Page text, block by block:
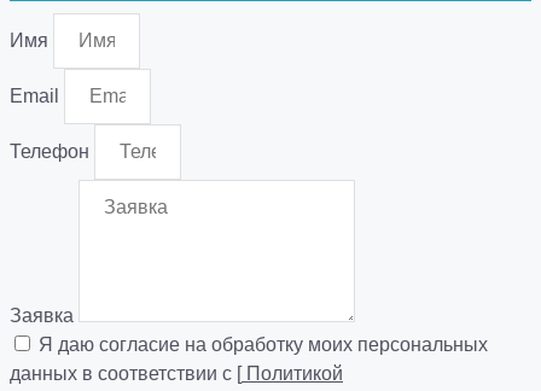
Имя
Email
Телефон
Заявка
Я даю согласие на обработку моих персональных
данных в соответствии с [Политикой